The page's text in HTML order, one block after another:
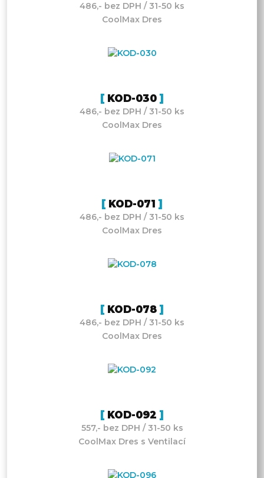
486,- bez DPH / 31-50 ks
CoolMax Dres
KOD-030
486,- bez DPH / 31-50 ks
CoolMax Dres
KOD-071
486,- bez DPH / 31-50 ks
CoolMax Dres
KOD-078
486,- bez DPH / 31-50 ks
CoolMax Dres
KOD-092
557,- bez DPH / 31-50 ks
CoolMax Dres s Ventilací